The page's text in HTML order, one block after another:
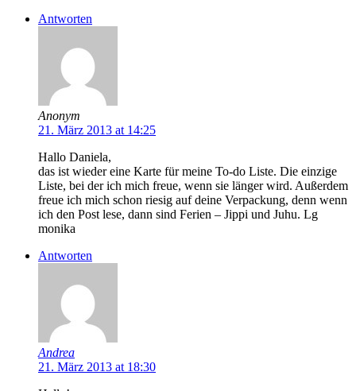
Antworten
Anonym
21. März 2013 at 14:25
Hallo Daniela,
das ist wieder eine Karte für meine To-do Liste. Die einzige
Liste, bei der ich mich freue, wenn sie länger wird. Außerdem
freue ich mich schon riesig auf deine Verpackung, denn wenn
ich den Post lese, dann sind Ferien – Jippi und Juhu. Lg
monika
Antworten
Andrea
21. März 2013 at 18:30